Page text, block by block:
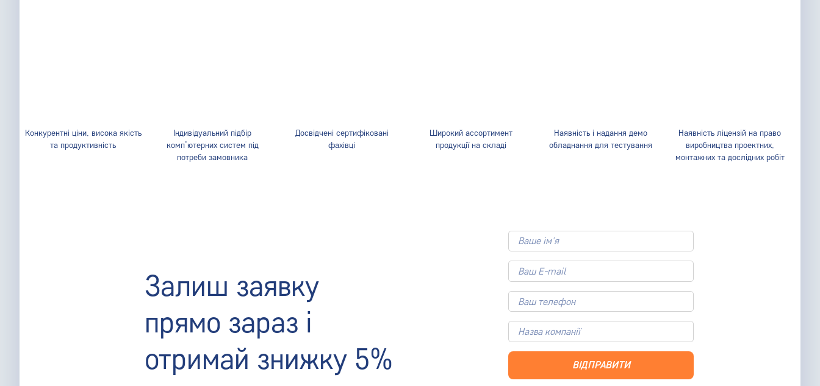
Конкурентні ціни, висока якість
та продуктивність
Індивідуальний підбір
комп’ютерних систем під
потреби замовника
Досвідчені сертифіковані
фахівці
Широкий ассортимент
продукції на складі
Наявність і надання демо
обладнання для тестування
Наявність ліцензій на право
виробництва проектних,
монтажних та дослідних робіт
Залиш заявку
прямо зараз і
отримай знижку 5%